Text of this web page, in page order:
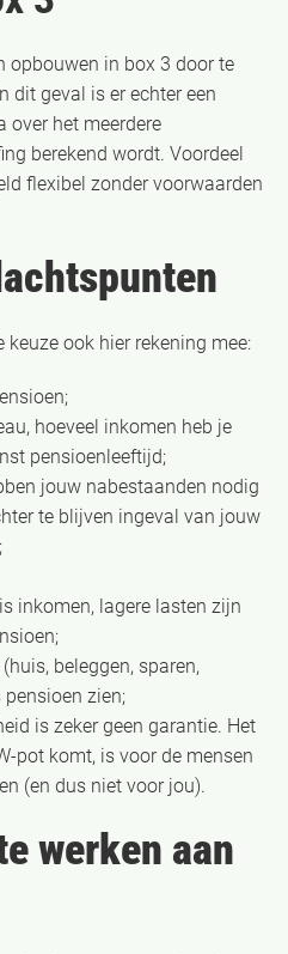
opbouwen in box 3 door te
dit geval is er echter een
over het meerdere
berekend wordt. Voordeel
flexibel zonder voorwaarden
ook hier rekening mee:
hoeveel inkomen heb je
pensioenleeftijd;
jouw nabestaanden nodig
te blijven ingeval van jouw
inkomen, lagere lasten zijn
beleggen, sparen,
zien;
is zeker geen garantie. Het
pot komt, is voor de mensen
(en dus niet voor jou).
werken aan